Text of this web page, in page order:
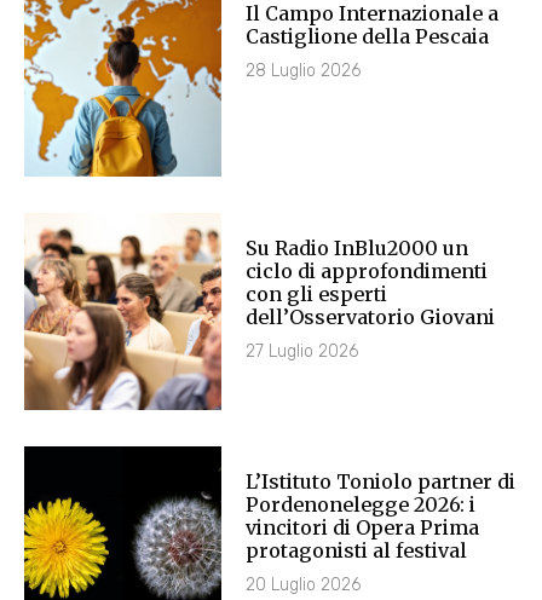
Il Campo Internazionale a
Castiglione della Pescaia
28 Luglio 2026
Su Radio InBlu2000 un
ciclo di approfondimenti
con gli esperti
dell’Osservatorio Giovani
27 Luglio 2026
L’Istituto Toniolo partner di
Pordenonelegge 2026: i
vincitori di Opera Prima
protagonisti al festival
20 Luglio 2026